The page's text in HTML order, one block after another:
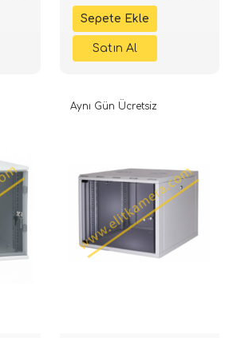
Aynı Gün Ücretsiz